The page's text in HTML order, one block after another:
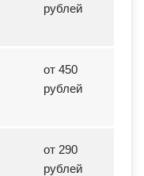
рублей
от 450
рублей
от 290
рублей